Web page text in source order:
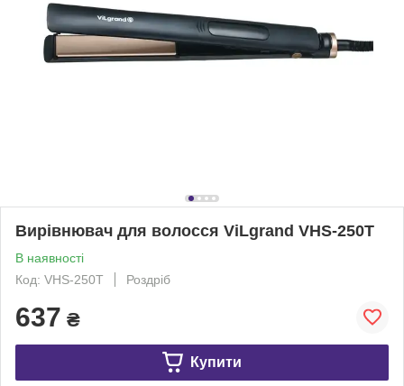
Вирівнювач для волосся ViLgrand VHS-250T
В наявності
Код: VHS-250T
Роздріб
637 ₴
Купити